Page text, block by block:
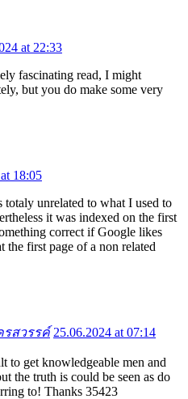
at 22:33
fascinating read, I might
but you do make some very
18:05
unrelated to what I used to
it was indexed on the first
correct if Google likes
the first page of a non related
สวรรค์ 25.06.2024 at 07:14
to get knowledgeable men and
the truth is could be seen as do
to! Thanks 35423